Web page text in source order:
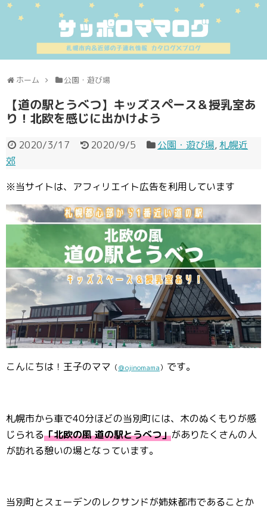
ホーム 公園・遊び場
【道の駅とうべつ】キッズスペース＆授乳室あ
り！北欧を感じに出かけよう
2020/3/17 2020/9/5 公園・遊び場,札幌近
郊
※当サイトは、アフィリエイト広告を利用しています
こんにちは！王子のママ （＠ojinomama） です。
札幌市から車で40分ほどの当別町には、木のぬくもりが感
じられる「北欧の風 道の駅とうべつ」がありたくさんの人
が訪れる憩いの場となっています。
当別町とスェーデンのレクサンドが姉妹都市であることか